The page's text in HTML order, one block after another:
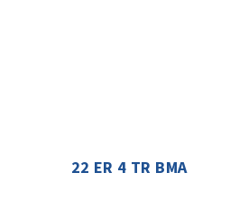
22 ER 4 TR BMA